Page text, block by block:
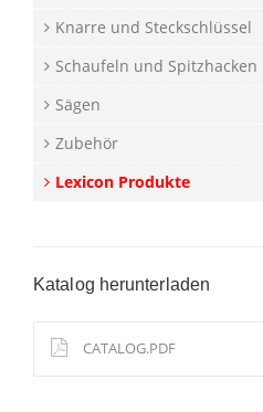
Knarre und Steckschlüssel
Schaufeln und Spitzhacken
Sägen
Zubehör
Lexicon Produkte
Katalog herunterladen
CATALOG.PDF